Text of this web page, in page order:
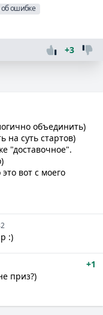
ошибке
+3
объединить)
на суть стартов)
"доставочное".
вот с моего
:)
+1
приз?)